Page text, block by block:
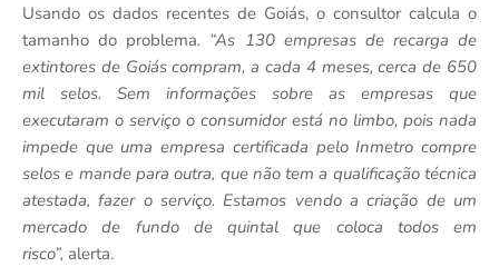
Usando os dados recentes de Goiás, o consultor calcula o
tamanho do problema. “As 130 empresas de recarga de
extintores de Goiás compram, a cada 4 meses, cerca de 650
mil selos. Sem informações sobre as empresas que
executaram o serviço o consumidor está no limbo, pois nada
impede que uma empresa certificada pelo Inmetro compre
selos e mande para outra, que não tem a qualificação técnica
atestada, fazer o serviço. Estamos vendo a criação de um
mercado de fundo de quintal que coloca todos em
risco”, alerta.